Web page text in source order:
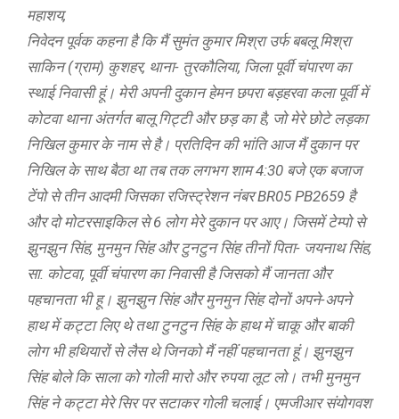
महाशय,
निवेदन पूर्वक कहना है कि मैं सुमंत कुमार मिश्रा उर्फ बबलू मिश्रा
साकिन (ग्राम) कुशहर, थाना- तुरकौलिया, जिला पूर्वी चंपारण का
स्थाई निवासी हूं। मेरी अपनी दुकान हेमन छपरा बड़हरवा कला पूर्वी में
कोटवा थाना अंतर्गत बालू गिट्टी और छड़ का है, जो मेरे छोटे लड़का
निखिल कुमार के नाम से है। प्रतिदिन की भांति आज मैं दुकान पर
निखिल के साथ बैठा था तब तक लगभग शाम 4:30 बजे एक बजाज
टेंपो से तीन आदमी जिसका रजिस्ट्रेशन नंबर BR05 PB2659 है
और दो मोटरसाइकिल से 6 लोग मेरे दुकान पर आए। जिसमें टेम्पो से
झुनझुन सिंह, मुनमुन सिंह और टुनटुन सिंह तीनों पिता- जयनाथ सिंह,
सा. कोटवा, पूर्वी चंपारण का निवासी है जिसको मैं जानता और
पहचानता भी हू। झुनझुन सिंह और मुनमुन सिंह दोनों अपने-अपने
हाथ में कट्टा लिए थे तथा टुनटुन सिंह के हाथ में चाकू और बाकी
लोग भी हथियारों से लैस थे जिनको मैं नहीं पहचानता हूं। झुनझुन
सिंह बोले कि साला को गोली मारो और रुपया लूट लो। तभी मुनमुन
सिंह ने कट्टा मेरे सिर पर सटाकर गोली चलाई। एमजीआर संयोगवश